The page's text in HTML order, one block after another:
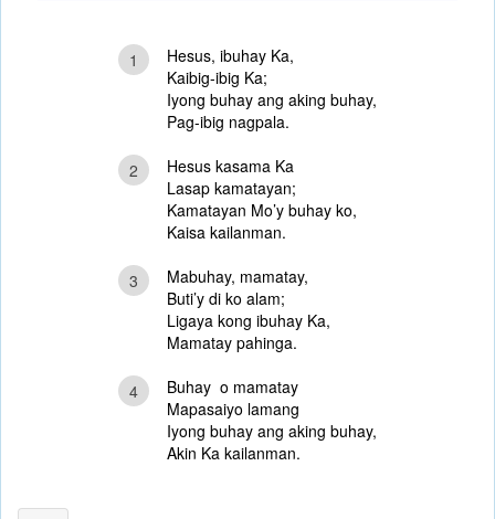
1
Hesus, ibuhay Ka,
Kaibig-ibig Ka;
Iyong buhay ang aking buhay,
Pag-ibig nagpala.
2
Hesus kasama Ka
Lasap kamatayan;
Kamatayan Mo’y buhay ko,
Kaisa kailanman.
3
Mabuhay, mamatay,
Buti’y di ko alam;
Ligaya kong ibuhay Ka,
Mamatay pahinga.
4
Buhay o mamatay
Mapasaiyo lamang
Iyong buhay ang aking buhay,
Akin Ka kailanman.